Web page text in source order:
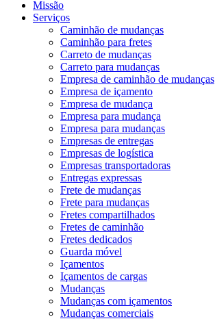
Missão
Serviços
Caminhão de mudanças
Caminhão para fretes
Carreto de mudanças
Carreto para mudanças
Empresa de caminhão de mudanças
Empresa de içamento
Empresa de mudança
Empresa para mudança
Empresa para mudanças
Empresas de entregas
Empresas de logística
Empresas transportadoras
Entregas expressas
Frete de mudanças
Frete para mudanças
Fretes compartilhados
Fretes de caminhão
Fretes dedicados
Guarda móvel
Içamentos
Içamentos de cargas
Mudanças
Mudanças com içamentos
Mudanças comerciais